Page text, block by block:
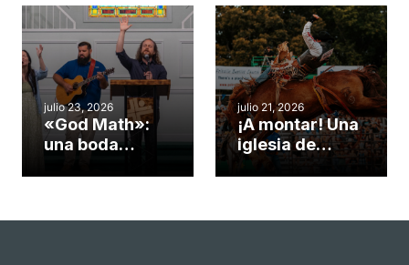
Cary se
convirtió en un
insólito campo
misionero te
cuento
obra de Dios
durante la
Semana
ServeNC
julio 23, 2026
«God Math»:
una boda
celebra el
julio 21, 2026
¡A montar! Una
iglesia de
rodeo anual en